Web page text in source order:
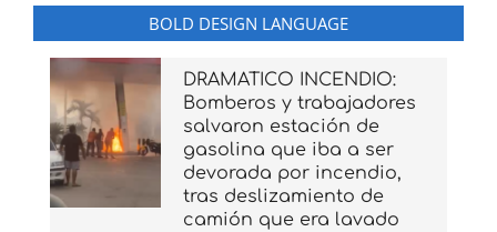
BOLD DESIGN LANGUAGE
DRAMATICO INCENDIO:
Bomberos y trabajadores
salvaron estación de
gasolina que iba a ser
devorada por incendio,
tras deslizamiento de
camión que era lavado